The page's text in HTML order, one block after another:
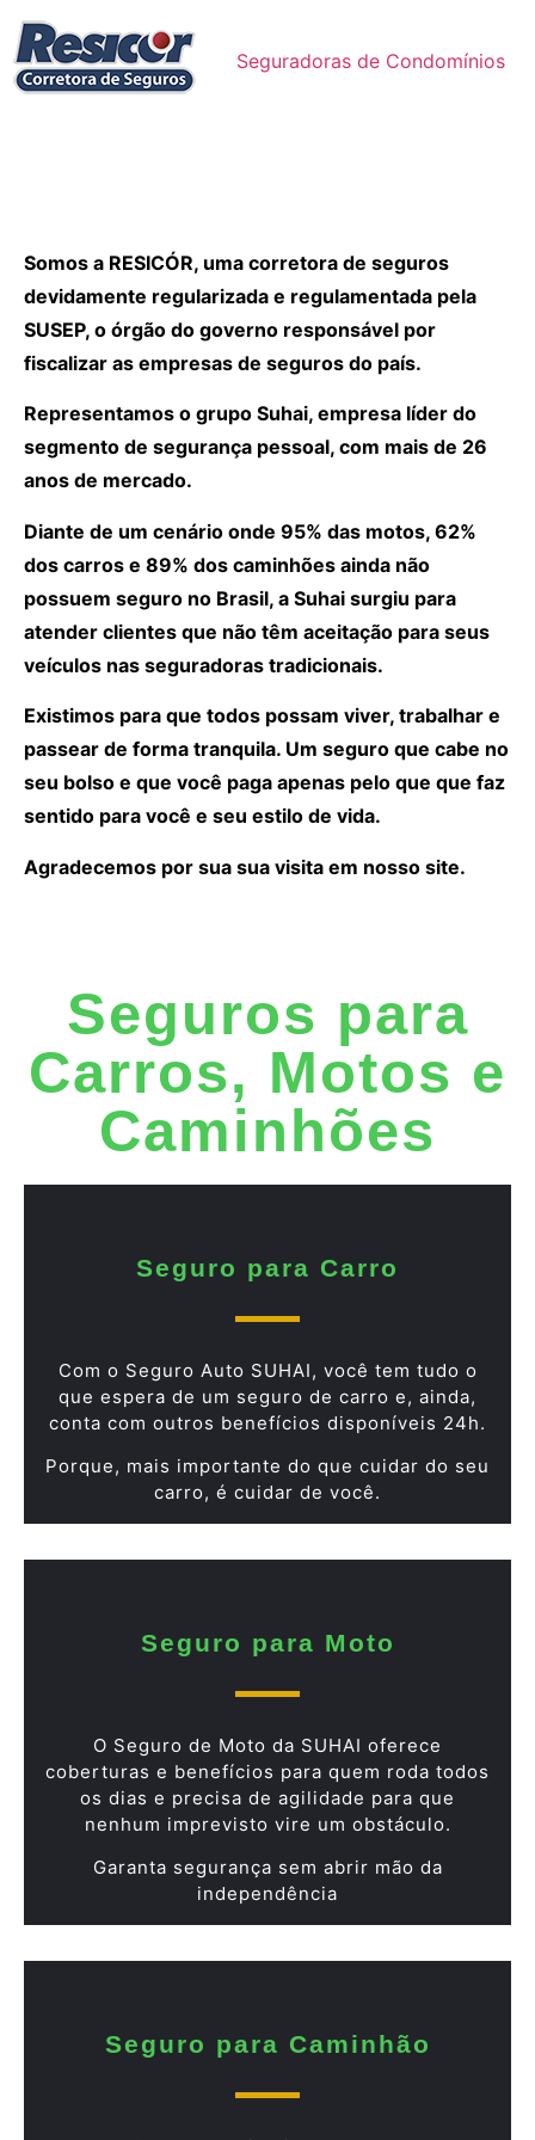
Seguradoras de Condomínios
Somos a RESICÓR, uma corretora de seguros
devidamente regularizada e regulamentada pela
SUSEP, o órgão do governo responsável por
fiscalizar as empresas de seguros do país.
Representamos o grupo Suhai, empresa líder do
segmento de segurança pessoal, com mais de 26
anos de mercado.
Diante de um cenário onde 95% das motos, 62%
dos carros e 89% dos caminhões ainda não
possuem seguro no Brasil, a Suhai surgiu para
atender clientes que não têm aceitação para seus
veículos nas seguradoras tradicionais.
Existimos para que todos possam viver, trabalhar e
passear de forma tranquila. Um seguro que cabe no
seu bolso e que você paga apenas pelo que que faz
sentido para você e seu estilo de vida.
Agradecemos por sua sua visita em nosso site.
Seguros para
Carros, Motos e
Caminhões
Seguro para Carro
Com o Seguro Auto SUHAI, você tem tudo o
que espera de um seguro de carro e, ainda,
conta com outros benefícios disponíveis 24h.
Porque, mais importante do que cuidar do seu
carro, é cuidar de você.
Seguro para Moto
O Seguro de Moto da SUHAI oferece
coberturas e benefícios para quem roda todos
os dias e precisa de agilidade para que
nenhum imprevisto vire um obstáculo.
Garanta segurança sem abrir mão da
independência
Seguro para Caminhão